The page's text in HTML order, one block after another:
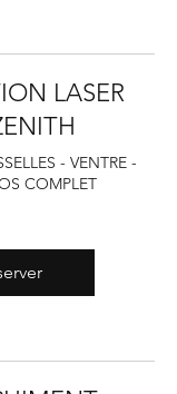
LASER
- VENTRE -
COMPLET